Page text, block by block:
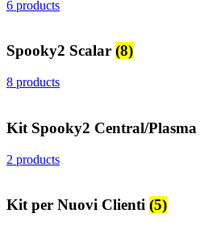
6 products
Spooky2 Scalar (8)
8 products
Kit Spooky2 Central/Plasma
2 products
Kit per Nuovi Clienti (5)